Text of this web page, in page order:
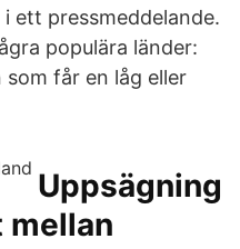
ett pressmeddelande.
populära länder:
som får en låg eller
Uppsägning
mellan